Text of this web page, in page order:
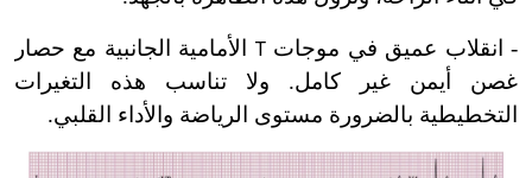
- انقلاب عميق في موجاتT الأمامية الجانبية مع حصار
غصن أيمن غير كامل. ولا تناسب هذه التغيرات
التخطيطية بالضرورة مستوى الرياضة والأداء القلبي.